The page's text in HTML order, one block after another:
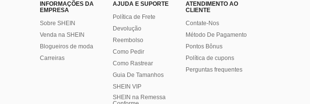
INFORMAÇÕES DA
EMPRESA
Sobre SHEIN
Venda na SHEIN
Blogueiros de moda
Carreiras
AJUDA E SUPORTE
Política de Frete
Devolução
Reembolso
Como Pedir
Como Rastrear
Guia De Tamanhos
SHEIN VIP
SHEIN na Remessa
ATENDIMENTO AO
CLIENTE
Contate-Nos
Método De Pagamento
Pontos Bônus
Política de cupons
Perguntas frequentes